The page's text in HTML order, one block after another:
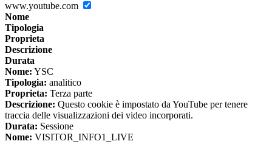
www.youtube.com
Nome
Tipologia
Proprieta
Descrizione
Durata
Nome: YSC
Tipologia: analitico
Proprieta: Terza parte
Descrizione: Questo cookie è impostato da YouTube per tenere
traccia delle visualizzazioni dei video incorporati.
Durata: Sessione
Nome: VISITOR_INFO1_LIVE